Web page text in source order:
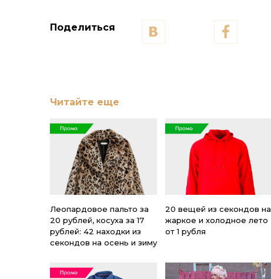
Поделиться
Читайте еще
Леопардовое пальто за
20 рублей, косуха за 17
рублей: 42 находки из
секондов на осень и зиму
20 вещей из секондов на
жаркое и холодное лето
от 1 рубля